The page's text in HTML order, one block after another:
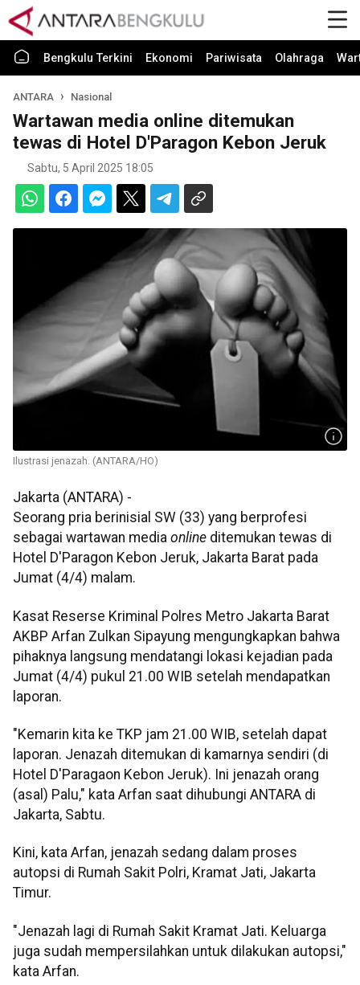
Bengkulu Terkini Ekonomi Pariwisata Olahraga
ANTARA Nasional
Wartawan media online ditemukan
tewas di Hotel D'Paragon Kebon Jeruk
Sabtu, 5 April 2025 18:05
Ilustrasi jenazah. (ANTARA/HO)
Jakarta (ANTARA) -
Seorang pria berinisial SW (33) yang berprofesi
sebagai wartawan media online ditemukan tewas di
Hotel D'Paragon Kebon Jeruk, Jakarta Barat pada
Jumat (4/4) malam.
Kasat Reserse Kriminal Polres Metro Jakarta Barat
AKBP Arfan Zulkan Sipayung mengungkapkan bahwa
pihaknya langsung mendatangi lokasi kejadian pada
Jumat (4/4) pukul 21.00 WIB setelah mendapatkan
laporan.
"Kemarin kita ke TKP jam 21.00 WIB, setelah dapat
laporan. Jenazah ditemukan di kamarnya sendiri (di
Hotel D'Paragaon Kebon Jeruk). Ini jenazah orang
(asal) Palu," kata Arfan saat dihubungi ANTARA di
Jakarta, Sabtu.
Kini, kata Arfan, jenazah sedang dalam proses
autopsi di Rumah Sakit Polri, Kramat Jati, Jakarta
Timur.
"Jenazah lagi di Rumah Sakit Kramat Jati. Keluarga
juga sudah mempersilahkan untuk dilakukan autopsi,"
kata Arfan.